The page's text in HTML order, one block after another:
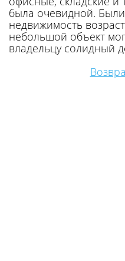
была очевидной.
недвижимость
небольшой объект
владельцу солидный